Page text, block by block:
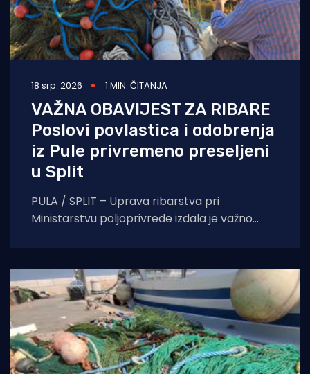
18 srp. 2026 1 MIN. ČITANJA
VAŽNA OBAVIJEST ZA RIBARE
Poslovi povlastica i odobrenja
iz Pule privremeno preseljeni
u Split
PULA / SPLIT – Uprava ribarstva pri
Ministarstvu poljoprivrede izdala je važno